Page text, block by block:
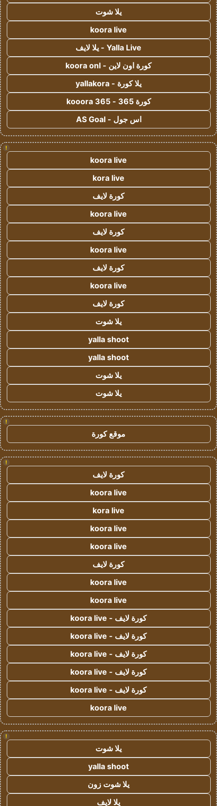
يلا شوت
koora live
Yalla Live - يلا لايف
كورة اون لاين - koora onl
يلا كورة - yallakora
كورة 365 - kooora 365
اس جول - AS Goal
!
koora live
kora live
كورة لايف
koora live
كورة لايف
koora live
كورة لايف
koora live
كورة لايف
يلا شوت
yalla shoot
yalla shoot
يلا شوت
يلا شوت
!
موقع كورة
!
كورة لايف
koora live
kora live
koora live
koora live
كورة لايف
koora live
koora live
كورة لايف - koora live
كورة لايف - koora live
كورة لايف - koora live
كورة لايف - koora live
كورة لايف - koora live
koora live
!
يلا شوت
yalla shoot
يلا شوت زون
يلا لايف